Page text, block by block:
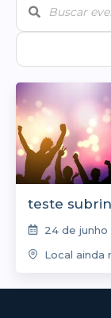
teste
24 de junho
Local ainda